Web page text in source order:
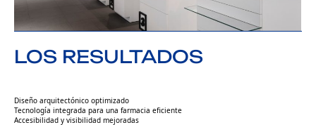
LOS RESULTADOS
Diseño arquitectónico optimizado
Tecnología integrada para una farmacia eficiente
Accesibilidad y visibilidad mejoradas